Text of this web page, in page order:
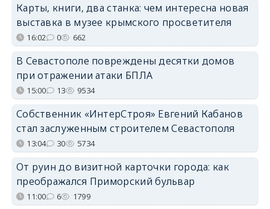
Карты, книги, два станка: чем интересна новая
выставка в музее крымского просветителя
16:02 0 662
В Севастополе повреждены десятки домов
при отражении атаки БПЛА
15:00 13 9534
Собственник «ИнтерСтроя» Евгений Кабанов
стал заслуженным строителем Севастополя
13:04 30 5734
От руин до визитной карточки города: как
преображался Приморский бульвар
11:00 6 1799